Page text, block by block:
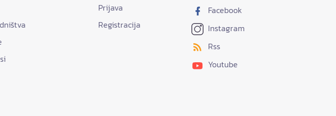
Prijava
Registracija
Facebook
Instagram
Rss
Youtube